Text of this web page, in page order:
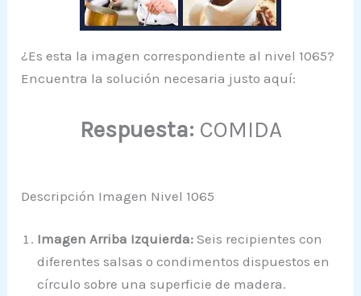
¿Es esta la imagen correspondiente al nivel 1065?
Encuentra la solución necesaria justo aquí:
Respuesta: COMIDA
Descripción Imagen Nivel 1065
Imagen Arriba Izquierda: Seis recipientes con
diferentes salsas o condimentos dispuestos en
círculo sobre una superficie de madera.